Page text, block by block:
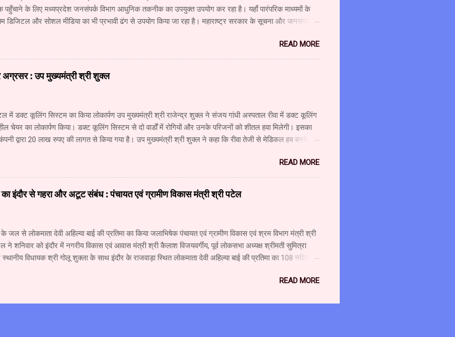
पहुँचाने के लिए मध्यप्रदेश जनसंपर्क विभाग आधुनिक तकनीक का उपयुक्त उपयोग कर रहा है। यहाँ पारंपरिक माध्यमों के
डिजिटल और सोशल मीडिया का भी प्रभावी ढंग से उपयोग किया जा रहा है। महाराष्ट्र सरकार के सूचना और जनसंपर्क
की विस्तृत जानकारी प्राप्त की। अध्ययन दल में सूचना और जनसंपर्क महानिदेशालय के उपसंचालक (प्रशासन) श्री
वरिष्ठ सहायक संचालक (सूचना) श्री नंदकुमार वाघमारे, सहायक संचालक (सूचना) श्री गजानन पाटील, सहायक
श्री सचिन ढवण, सहायक संचालक (सूचना) श्री धोंडिराम अर्जुन शामिल थे। उप संचालक श्री अहंकारी ने कहा कि
में हो रही प्रगति से मीडिया में लगातार नए परिवर्तन हो रहे हैं। इन परिवर्तनों की आवश्यकता को ध्यान में रखते हुए
जनसंपर्क विभाग उसी प्र...
READ MORE
: उप मुख्यमंत्री श्री शुक्ल
में डक्ट कूलिंग सिस्टम का किया लोकार्पण उप मुख्यमंत्री श्री राजेन्द्र शुक्ल ने संजय गांधी अस्पताल रीवा में डक्ट कूलिंग
चेयर का लोकार्पण किया। डक्ट कूलिंग सिस्टम से दो वार्डों में रोगियों और उनके परिजनों को शीतल हवा मिलेगी। इसका
द्वारा 20 लाख रुपए की लागत से किया गया है। उप मुख्यमंत्री श्री शुक्ल ने कहा कि रीवा तेजी से मेडिकल हब बनने की
अस्पताल शुरू हो जाएगा। इसमें 40 करोड़ रुपए की लागत से लीनेक मशीन लगाई जा रही है। इस अस्पताल में कैंसर के
सुविधा उपलब्ध रहेगी। उप मुख्यमंत्री श्री शुक्ल ने कहा कि चिकित्सा सुविधाओं के विकास के लिए लगातार प्रयास किए
अस्पताल में सुधार तथा नई व्यवस्थाओं के लिए 321 करोड़ रुपए मंजूर किए गए हैं। सर्जरी विभाग में सिंगरौली की
दी गई 6 करोड़ रुपए की सहयोग राशि से आधुनिक मशीन लगाई जा रही है। य...
READ MORE
का इंदौर से गहरा और अटूट संबंध : पंचायत एवं ग्रामीण विकास मंत्री श्री पटेल
जल से लोकमाता देवी अहिल्या बाई की प्रतिमा का किया जलाभिषेक पंचायत एवं ग्रामीण विकास एवं श्रम विभाग मंत्री श्री
ने शनिवार को इंदौर में नगरीय विकास एवं आवास मंत्री श्री कैलाश विजयवर्गीय, पूर्व लोकसभा अध्यक्ष श्रीमती सुमित्रा
विधायक श्री गोलू शुक्ला के साथ इंदौर के राजवाड़ा स्थित लोकमाता देवी अहिल्या बाई की प्रतिमा का 108 नदियों के
है। तीस वर्ष पूर्व मैंने पहली बार माँ नर्मदा की परिक्रमा की थी। उसके बाद पत्नी श्रीमती पुष्पलता पटेल के साथ नर्मदा
स्वयंसेवक संघ के सरसंघचालक डॉ. मोहन भागवत के करकमलों से किया जायेगा। मंत्री श्री पटेल ने कहा कि बचपन से ही
READ MORE